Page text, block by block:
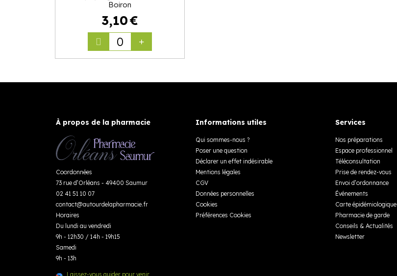
Boiron
3,10€
0
À propos de la pharmacie
Coordonnées
73 rue d’Orléans - 49400 Saumur
02 41 51 10 07
contact@autourdelapharmacie.fr
Horaires
Du lundi au vendredi
9h - 12h30 / 14h - 19h15
Samedi
9h - 13h
Laissez-vous guider pour venir
Informations utiles
Qui sommes-nous ?
Poser une question
Déclarer un effet indésirable
Mentions légales
CGV
Données personnelles
Cookies
Préférences Cookies
Services
Nos préparations
Espace professionnel
Téléconsultation
Prise de rendez-vous
Envoi d’ordonnance
Événements
Carte épidémiologique
Pharmacie de garde
Conseils & Actualités
Newsletter